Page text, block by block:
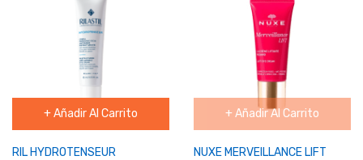
+ Añadir Al Carrito
RIL HYDROTENSEUR
+ Añadir Al Carrito
NUXE MERVEILLANCE LIFT